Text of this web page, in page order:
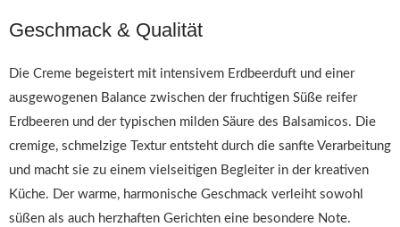
Geschmack & Qualität
Die Creme begeistert mit intensivem Erdbeerduft und einer
ausgewogenen Balance zwischen der fruchtigen Süße reifer
Erdbeeren und der typischen milden Säure des Balsamicos. Die
cremige, schmelzige Textur entsteht durch die sanfte Verarbeitung
und macht sie zu einem vielseitigen Begleiter in der kreativen
Küche. Der warme, harmonische Geschmack verleiht sowohl
süßen als auch herzhaften Gerichten eine besondere Note.